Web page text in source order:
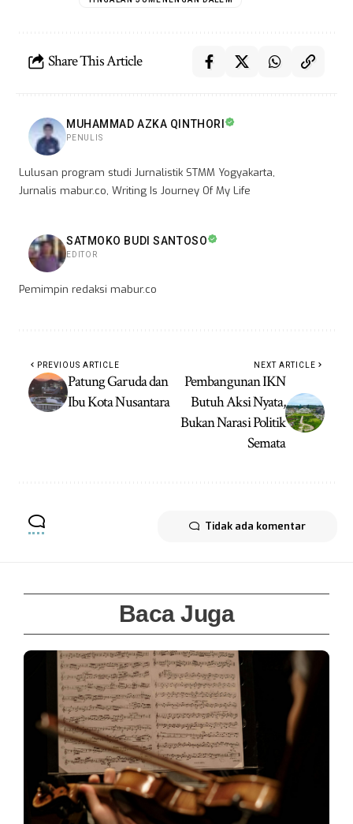
Share This Article
MUHAMMAD AZKA QINTHORI
PENULIS
Lulusan program studi Jurnalistik STMM Yogyakarta,
Jurnalis mabur.co, Writing Is Journey Of My Life
SATMOKO BUDI SANTOSO
EDITOR
Pemimpin redaksi mabur.co
PREVIOUS ARTICLE
Patung Garuda dan
Ibu Kota Nusantara
NEXT ARTICLE
Pembangunan IKN
Butuh Aksi Nyata,
Bukan Narasi Politik
Semata
Tidak ada komentar
Baca Juga